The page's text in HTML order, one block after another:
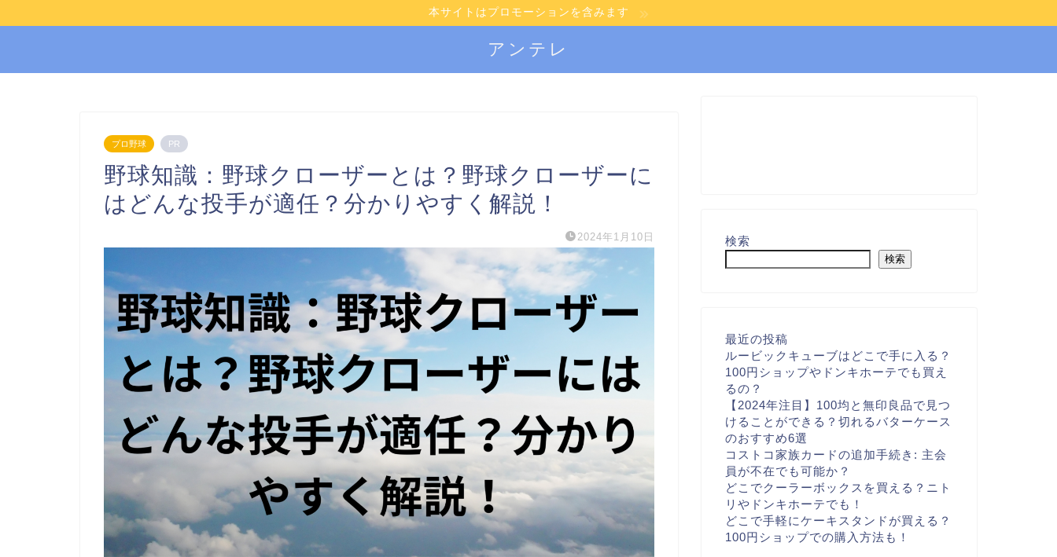
本サイトはプロモーションを含みます
アンテレ
プロ野球 PR
野球知識：野球クローザーとは？野球クローザーに
はどんな投手が適任？分かりやすく解説！
2024年1月10日 検索
検索
最近の投稿
ルービックキューブはどこで手に入る？
100円ショップやドンキホーテでも買え
るの？
【2024年注目】100均と無印良品で見つ
けることができる？切れるバターケース
のおすすめ6選
コストコ家族カードの追加手続き: 主会
員が不在でも可能か？
どこでクーラーボックスを買える？ニト
リやドンキホーテでも！
どこで手軽にケーキスタンドが買える？
100円ショップでの購入方法も！